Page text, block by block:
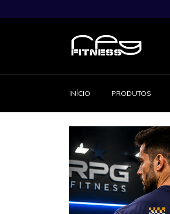
INÍCIO PRODUTOS